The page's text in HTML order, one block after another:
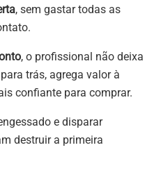
, sem gastar todas as
, o profissional não deixa
trás, agrega valor à
confiante para comprar.
e disparar
destruir a primeira